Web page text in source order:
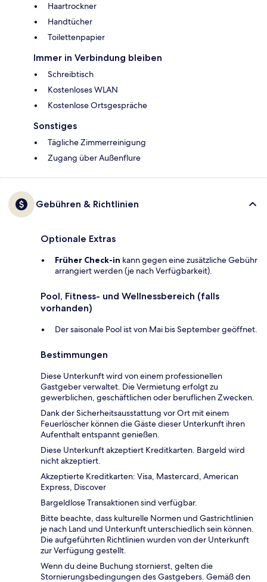
Haartrockner
Handtücher
Toilettenpapier
Immer in Verbindung bleiben
Schreibtisch
Kostenloses WLAN
Kostenlose Ortsgespräche
Sonstiges
Tägliche Zimmerreinigung
Zugang über Außenflure
Gebühren & Richtlinien
Optionale Extras
Früher Check-in kann gegen eine zusätzliche Gebühr
arrangiert werden (je nach Verfügbarkeit).
Pool, Fitness- und Wellnessbereich (falls
vorhanden)
Der saisonale Pool ist von Mai bis September geöffnet.
Bestimmungen
Diese Unterkunft wird von einem professionellen
Gastgeber verwaltet. Die Vermietung erfolgt zu
gewerblichen, geschäftlichen oder beruflichen Zwecken.
Dank der Sicherheitsausstattung vor Ort mit einem
Feuerlöscher können die Gäste dieser Unterkunft ihren
Aufenthalt entspannt genießen.
Diese Unterkunft akzeptiert Kreditkarten. Bargeld wird
nicht akzeptiert.
Akzeptierte Kreditkarten: Visa, Mastercard, American
Express, Discover
Bargeldlose Transaktionen sind verfügbar.
Bitte beachte, dass kulturelle Normen und Gastrichtlinien
je nach Land und Unterkunft unterschiedlich sein können.
Die aufgeführten Richtlinien wurden von der Unterkunft
zur Verfügung gestellt.
Wenn du deine Buchung stornierst, gelten die
Stornierungsbedingungen des Gastgebers. Gemäß den